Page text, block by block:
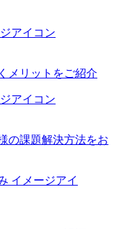
メリットをご紹介
の課題解決方法をお